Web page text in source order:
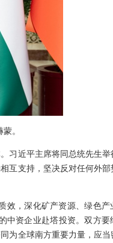
。
习近平主席将同总统先生举
互支持，坚决反对任何外部
效，深化矿产资源、绿色产
中资企业赴塔投资。双方要
为全球南方重要力量，应当